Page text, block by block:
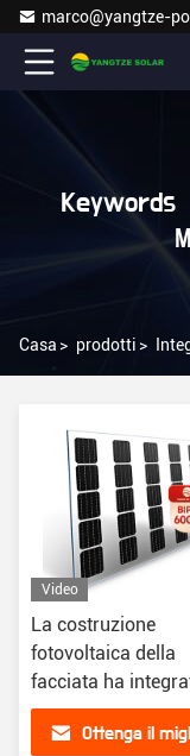
marco@yangtze-
Keywords
Casa > prodotti >
Video
La costruzione
fotovoltaica della
facciata ha
pannello solare
del sistema di Pv
Ottenga il